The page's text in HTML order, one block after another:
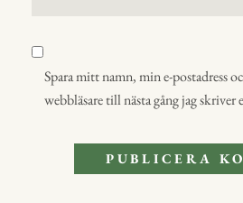
Spara mitt namn, min e-postadress
webbläsare till nästa gång jag skriver